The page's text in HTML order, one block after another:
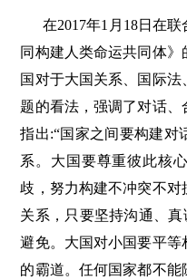
在2017年1月18日在
同构建人类命运共同体
国对于大国关系、国际
题的看法，强调了对话
指出:“国家之间要构建对
系。大国要尊重彼此核
歧，努力构建不冲突不
关系，只要坚持沟通、真
避免。大国对小国要平
的霸道。任何国家都不